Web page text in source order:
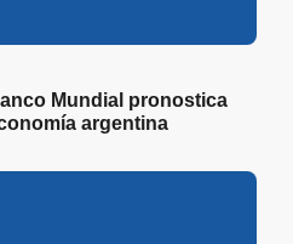
Mundial pronostica
argentina